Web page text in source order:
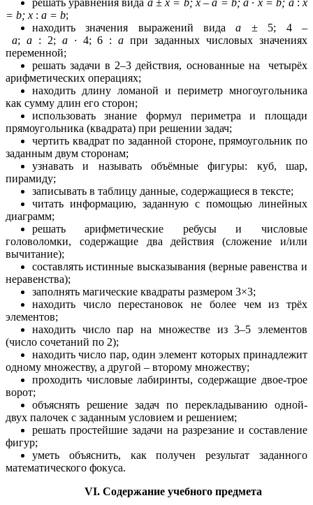
решать уравнения вида а ± х = b; х–а = b; а ∙х = b; а:х
= b; х : а = b;
находить значения выражений видаа ± 5; 4 –
а;а: 2;а ∙ 4; 6 :а при заданных числовых значениях
переменной;
решать задачи в 2–3 действия, основанные на четырёх
арифметических операциях;
находить длину ломаной и периметр многоугольника
как сумму длин его сторон;
использовать знание формул периметра и площади
прямоугольника (квадрата) при решении задач;
чертить квадрат по заданной стороне, прямоугольник по
заданным двум сторонам;
узнавать и называть объёмные фигуры: куб, шар,
пирамиду;
записывать в таблицу данные, содержащиеся в тексте;
читать информацию, заданную с помощью линейных
диаграмм;
решать арифметические ребусы и числовые
головоломки, содержащие два действия (сложение и/или
вычитание);
составлять истинные высказывания (верные равенства и
неравенства);
заполнять магические квадраты размером 3×3;
находить число перестановок не более чем из трёх
элементов;
находить число пар на множестве из 3–5 элементов
(число сочетаний по 2);
находить число пар, один элемент которых принадлежит
одному множеству, а другой – второму множеству;
проходить числовые лабиринты, содержащие двое-трое
ворот;
объяснять решение задач по перекладыванию одной-
двух палочек с заданным условием и решением;
решать простейшие задачи на разрезание и составление
фигур;
уметь объяснить, как получен результат заданного
математического фокуса.
VI. Содержание учебного предмета